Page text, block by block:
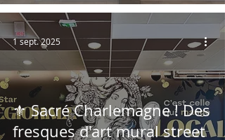
⚜️ Sacré Charlemagne ! Des
fresques d'art mural street
1 sept. 2025